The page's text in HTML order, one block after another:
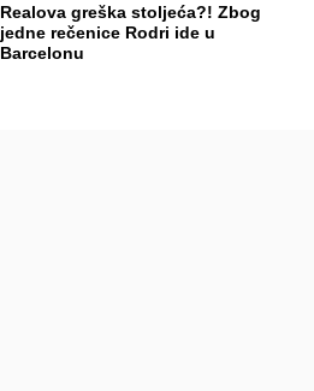
Realova greška stoljeća?! Zbog
jedne rečenice Rodri ide u
Barcelonu